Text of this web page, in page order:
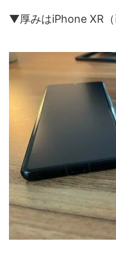
▼厚みはiPhone XR（